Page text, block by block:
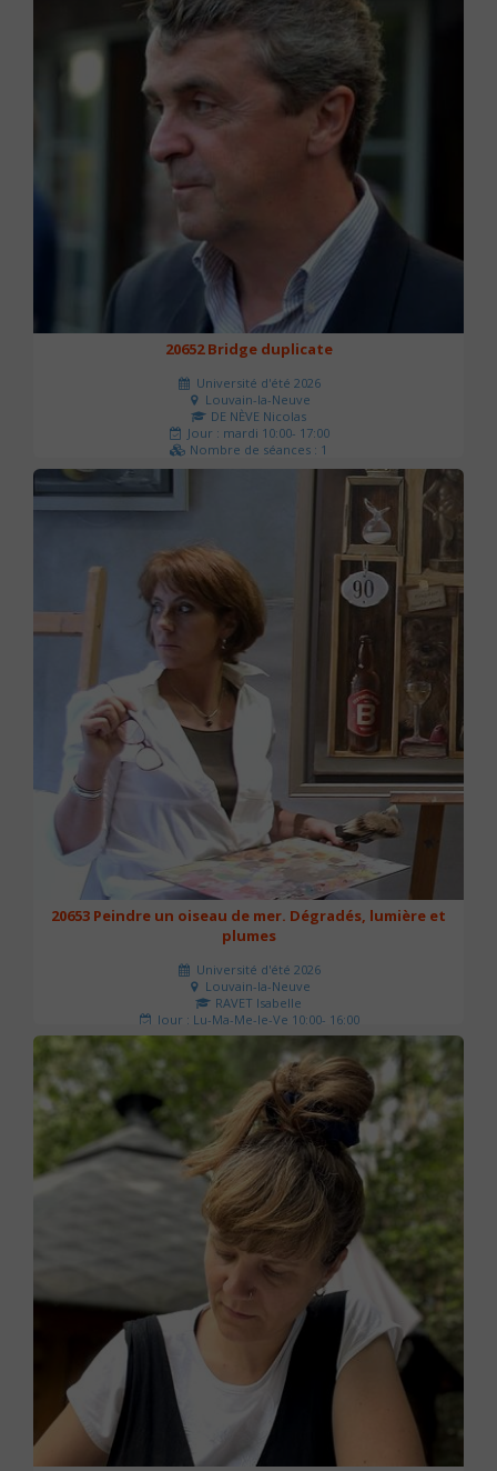
20652 Bridge duplicate
Université d'été 2026
Louvain-la-Neuve
DE NÈVE Nicolas
Jour : mardi 10:00- 17:00
Nombre de séances : 1
50 €
20653 Peindre un oiseau de mer. Dégradés, lumière et
plumes
Université d'été 2026
Louvain-la-Neuve
RAVET Isabelle
Jour : Lu-Ma-Me-Je-Ve 10:00- 16:00
Nombre de séances : 2